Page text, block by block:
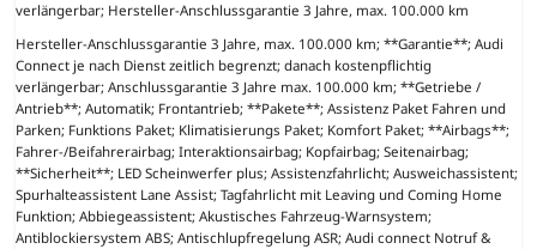
verlängerbar; Hersteller-Anschlussgarantie 3 Jahre, max. 100.000 km
Hersteller-Anschlussgarantie 3 Jahre, max. 100.000 km; **Garantie**; Audi
Connect je nach Dienst zeitlich begrenzt; danach kostenpflichtig
verlängerbar; Anschlussgarantie 3 Jahre max. 100.000 km; **Getriebe /
Antrieb**; Automatik; Frontantrieb; **Pakete**; Assistenz Paket Fahren und
Parken; Funktions Paket; Klimatisierungs Paket; Komfort Paket; **Airbags**;
Fahrer-/Beifahrerairbag; Interaktionsairbag; Kopfairbag; Seitenairbag;
**Sicherheit**; LED Scheinwerfer plus; Assistenzfahrlicht; Ausweichassistent;
Spurhalteassistent Lane Assist; Tagfahrlicht mit Leaving und Coming Home
Funktion; Abbiegeassistent; Akustisches Fahrzeug-Warnsystem;
Antiblockiersystem ABS; Antischlupfregelung ASR; Audi connect Notruf &